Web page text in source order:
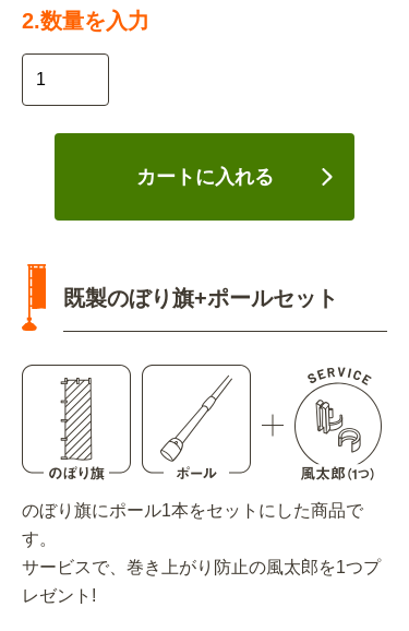
2.数量を入力
カートに入れる
既製のぼり旗+ポールセット
のぼり旗にポール1本をセットにした商品で
す。
サービスで、巻き上がり防止の風太郎を1つプ
レゼント!